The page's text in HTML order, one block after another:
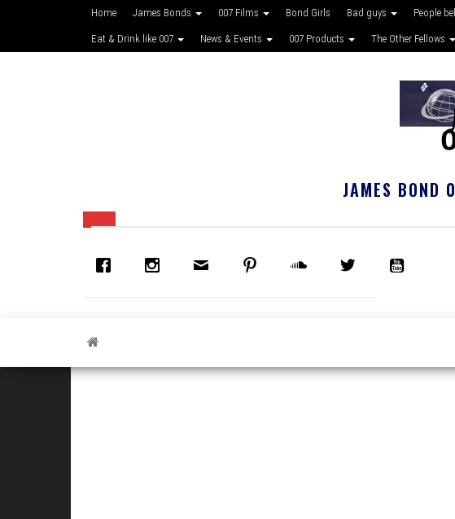
Home James Bonds 007 Films Bond Girls Bad guys People
Eat & Drink like 007 News & Events 007 Products The Other Fellows
JAMES BOND